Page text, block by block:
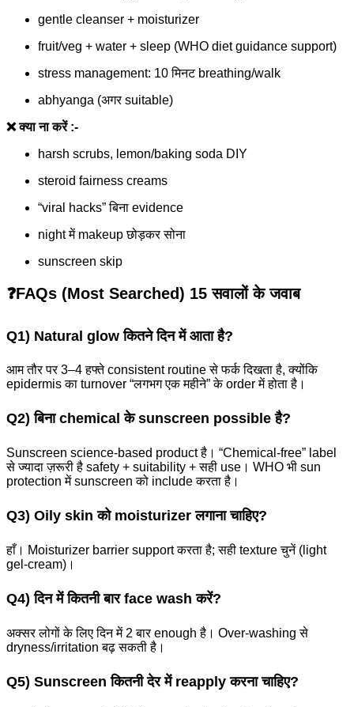
gentle cleanser + moisturizer
fruit/veg + water + sleep (WHO diet guidance support)
stress management: 10 मिनट breathing/walk
abhyanga (अगर suitable)
❌ क्या ना करें :-
harsh scrubs, lemon/baking soda DIY
steroid fairness creams
“viral hacks” बिना evidence
night में makeup छोड़कर सोना
sunscreen skip
❓FAQs (Most Searched) 15 सवालों के जवाब
Q1) Natural glow कितने दिन में आता है?
आम तौर पर 3–4 हफ्ते consistent routine से फर्क दिखता है, क्योंकि
epidermis का turnover “लगभग एक महीने” के order में होता है।
Q2) बिना chemical के sunscreen possible है?
Sunscreen science-based product है। “Chemical-free” label
से ज्यादा ज़रूरी है safety + suitability + सही use। WHO भी sun
protection में sunscreen को include करता है।
Q3) Oily skin को moisturizer लगाना चाहिए?
हाँ। Moisturizer barrier support करता है; सही texture चुनें (light
gel-cream)।
Q4) दिन में कितनी बार face wash करें?
अक्सर लोगों के लिए दिन में 2 बार enough है। Over-washing से
dryness/irritation बढ़ सकती है।
Q5) Sunscreen कितनी देर में reapply करना चाहिए?